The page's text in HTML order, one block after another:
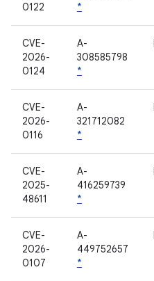
0122
*
CVE-
2026-
0124
A-
308585798
*
CVE-
2026-
0116
A-
321712082
*
CVE-
2025-
48611
A-
416259739
*
CVE-
2026-
0107
A-
449752657
*